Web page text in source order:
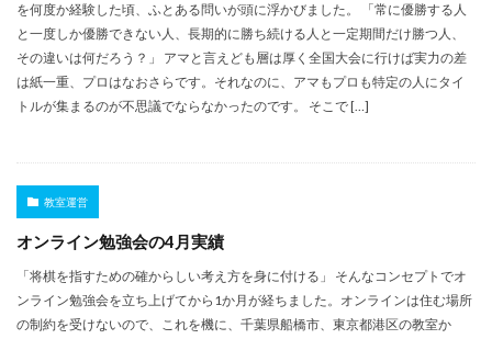
を何度か経験した頃、ふとある問いが頭に浮かびました。 「常に優勝する人
と一度しか優勝できない人、長期的に勝ち続ける人と一定期間だけ勝つ人、
その違いは何だろう？」 アマと言えども層は厚く全国大会に行けば実力の差
は紙一重、プロはなおさらです。それなのに、アマもプロも特定の人にタイ
トルが集まるのが不思議でならなかったのです。 そこで […]
教室運営
オンライン勉強会の4月実績
「将棋を指すための確からしい考え方を身に付ける」 そんなコンセプトでオ
ンライン勉強会を立ち上げてから1か月が経ちました。オンラインは住む場所
の制約を受けないので、これを機に、千葉県船橋市、東京都港区の教室か